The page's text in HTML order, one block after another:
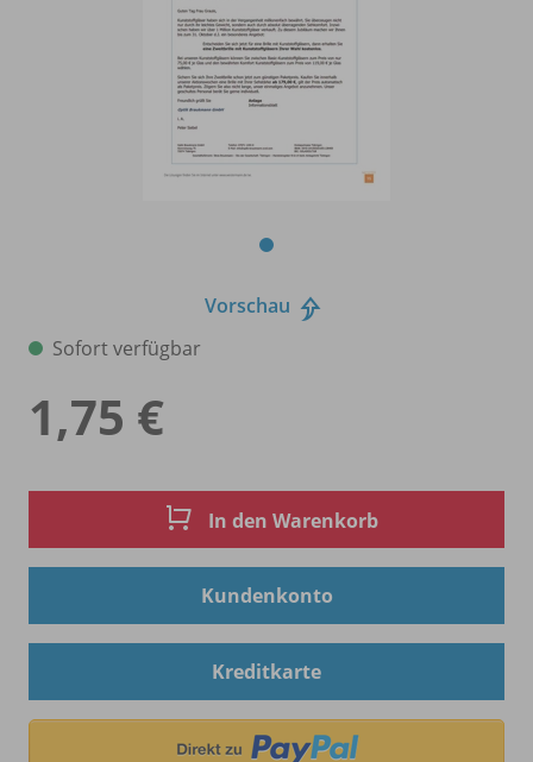
Vorschau
Sofort verfügbar
1,75 €
In den Warenkorb
Kundenkonto
Kreditkarte